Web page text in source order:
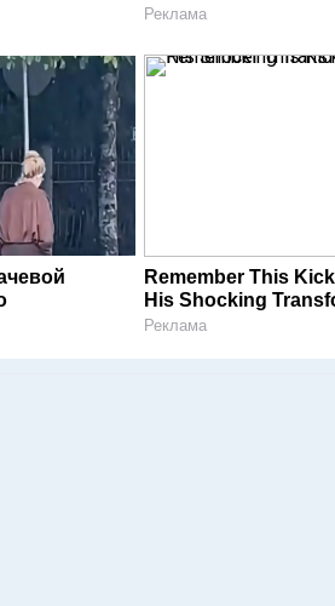
Реклама
Remember This
His Shocking
Реклама